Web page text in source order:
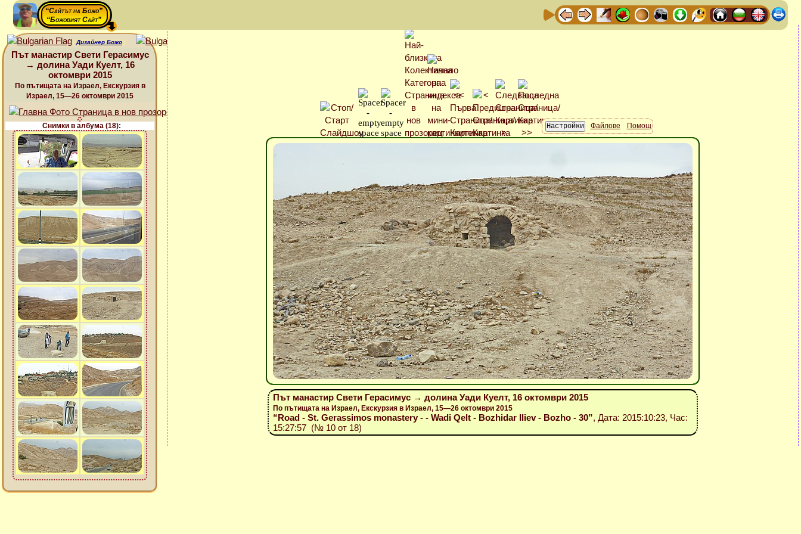
“Сайтът на Божо”
“Божовият Сайт”
Дизайнер Божо
Път манастир Свети Герасимус
→ долина Уади Куелт, 16
октомври 2015
По пътищата на Израел, Екскурзия в
Израел, 15—26 октомври 2015
Снимки в албума (18): Файлове Помощ
Път манастир Свети Герасимус → долина Уади Куелт, 16 октомври 2015
По пътищата на Израел, Екскурзия в Израел, 15—26 октомври 2015
“Road - St. Gerassimos monastery - - Wadi Qelt - Bozhidar Iliev - Bozho - 30”, Дата: 2015:10:23, Час:
15:27:57 (№ 10 от 18)